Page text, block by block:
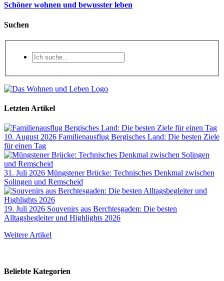
Schöner wohnen und bewusster leben
Suchen
Letzten Artikel
10. August 2026 Familienausflug Bergisches Land: Die besten Ziele
für einen Tag
31. Juli 2026 Müngstener Brücke: Technisches Denkmal zwischen
Solingen und Remscheid
19. Juli 2026 Souvenirs aus Berchtesgaden: Die besten
Alltagsbegleiter und Highlights 2026
Weitere Artikel
Beliebte Kategorien